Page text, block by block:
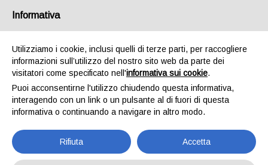
TERIOS 2 SERIE
Home Prodotti taggati “Terios 2 serie”
Informativa
Utilizziamo i cookie, inclusi quelli di terze parti, per raccogliere
informazioni sull’utilizzo del nostro sito web da parte dei
visitatori come specificato nell'informativa sui cookie.
Puoi acconsentirne l'utilizzo chiudendo questa informativa,
interagendo con un link o un pulsante al di fuori di questa
informativa o continuando a navigare in altro modo.
Rifiuta Accetta